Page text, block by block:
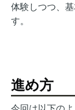
体験しつつ、
す。
進め方